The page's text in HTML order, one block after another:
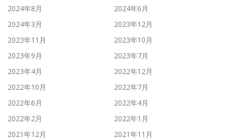
2024年8月
2024年6月
2024年3月
2023年12月
2023年11月
2023年10月
2023年9月
2023年7月
2023年4月
2022年12月
2022年10月
2022年7月
2022年6月
2022年4月
2022年2月
2022年1月
2021年12月
2021年11月